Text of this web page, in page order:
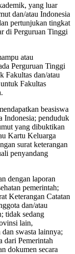
yang luar
dan/atau Indonesia
pertunjukan tingkat
di Perguruan Tinggi
atau
Perguruan Tinggi
Fakultas dan/atau
Fakultas
beasiswa
Indonesia; penduduk
yang dibuktikan
Kartu Keluarga
surat keterangan
penyandang
dengan laporan
pemerintah;
Keterangan Catatan
dan/atau
tidak sedang
lain,
swasta lainnya;
dari Pemerintah
dokumen secara